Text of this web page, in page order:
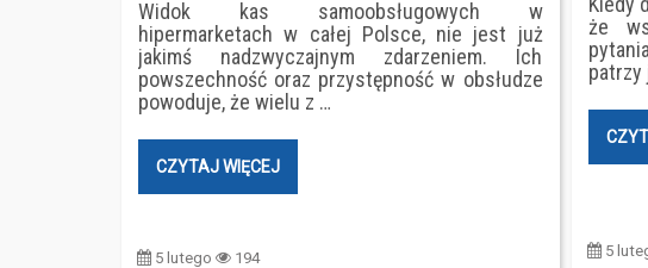
że
patrzy
5
Widok kas samoobsługowych w
hipermarketach w całej Polsce, nie jest już
jakimś nadzwyczajnym zdarzeniem. Ich
powszechność oraz przystępność w obsłudze
powoduje, że wielu z …
CZYTAJ WIĘCEJ
5 lutego
194